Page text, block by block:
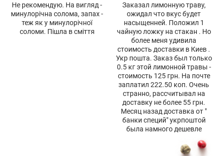
Не рекомендую. На вигляд -
минулорічна солома, запах -
теж як у минулорічної
соломи. Пішла в сміття
Заказал лимонную траву,
ожидал что вкус будет
насыщенней. Положил 1
чайную ложку на стакан . Но
более меня удивила
стоимость доставки в Киев .
Укр пошта. Заказ был только
0.5 кг этой лимонной травы -
стоимость 125 грн. На почте
заплатил 222.50 коп. Очень
странно, рассчитывал на
доставку не более 55 грн.
Месяц назад доставка от "
банки специй" укрпоштой
была намного дешевле